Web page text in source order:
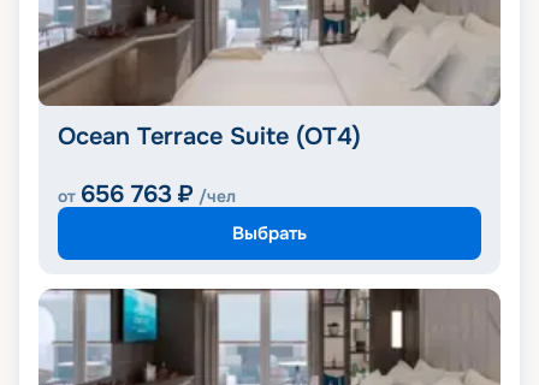
Ocean Terrace Suite (OT4)
от 656 763 ₽ /чел
Выбрать